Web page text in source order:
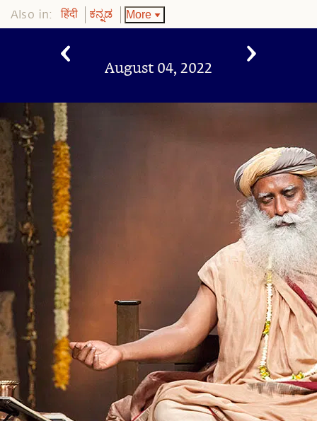
Also in: हिंदी ಕನ್ನಡ More
August 04, 2022